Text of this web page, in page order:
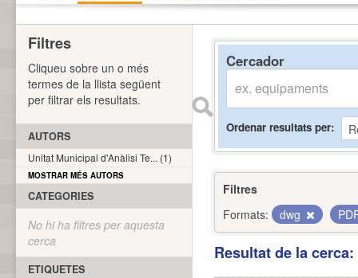
Cercador
Ordenar resultats per
Filtres
Formats:
dwg
Resultat de la
Filtres
Cliqueu sobre un o més
termes de la llista següent
per filtrar els resultats.
AUTORS
Unitat Municipal d'Anàlisi Te... (1)
MOSTRAR MÉS AUTORS
CATEGORIES
No hi ha filtres per aquesta
cerca
ETIQUETES